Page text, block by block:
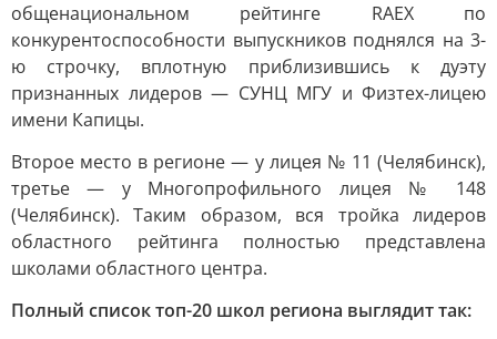
общенациональном рейтинге RAEX по
конкурентоспособности выпускников поднялся на 3-
ю строчку, вплотную приблизившись к дуэту
признанных лидеров — СУНЦ МГУ и Физтех-лицею
имени Капицы.
Второе место в регионе — у лицея № 11 (Челябинск),
третье — у Многопрофильного лицея № 148
(Челябинск). Таким образом, вся тройка лидеров
областного рейтинга полностью представлена
школами областного центра.
Полный список топ-20 школ региона выглядит так: